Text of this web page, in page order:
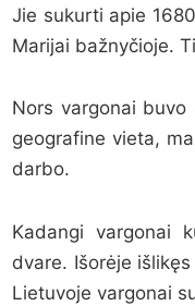
Jie sukurti apie
Marijai bažnyčioje.
Nors vargonai
geografine vieta,
darbo.
Kadangi vargonai
dvare. Išorėje
Lietuvoje vargonai